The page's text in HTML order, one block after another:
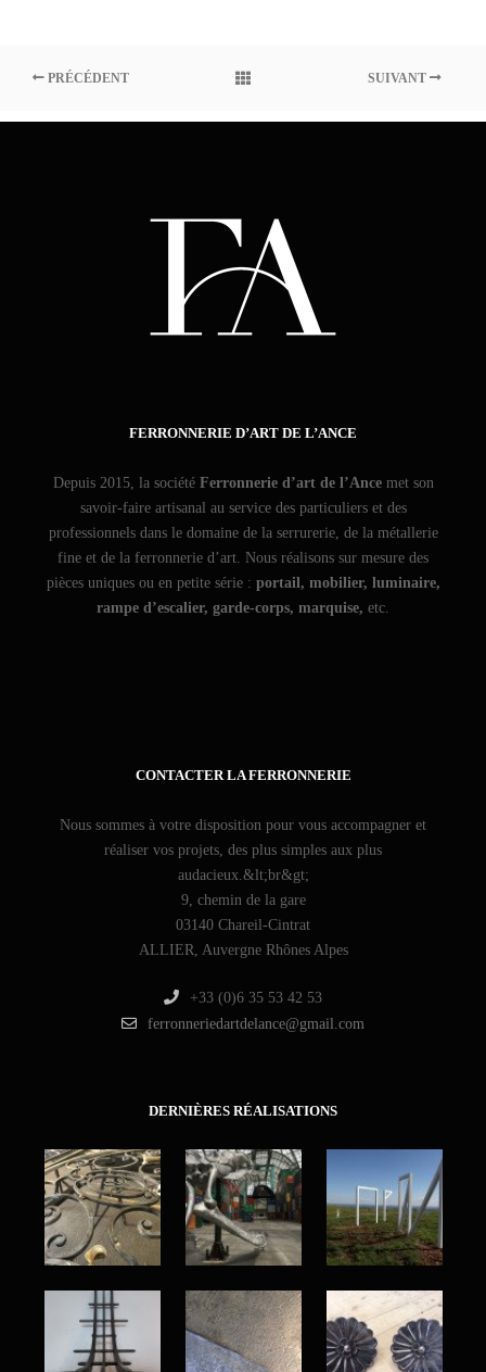
PRÉCÉDENT SUIVANT
FERRONNERIE D’ART DE L’ANCE
Depuis 2015, la société Ferronnerie d’art de l’Ancemet son
savoir-faire artisanal au service des particuliers et des
professionnels dans le domaine de la serrurerie, de la métallerie
fine et de la ferronnerie d’art. Nous réalisons sur mesure des
pièces uniques ou en petite série : portail, mobilier, luminaire,
rampe d’escalier, garde-corps, marquise, etc.
CONTACTER LA FERRONNERIE
Nous sommes à votre disposition pour vous accompagner et
réaliser vos projets, des plus simples aux plus
audacieux.&lt;br&gt;
9, chemin de la gare
03140 Chareil-Cintrat
ALLIER, Auvergne Rhônes Alpes
+33 (0)6 35 53 42 53
ferronneriedartdelance@gmail.com
DERNIÈRES RÉALISATIONS